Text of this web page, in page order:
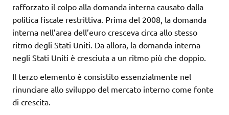
rafforzato il colpo alla domanda interna causato dalla
politica fiscale restrittiva. Prima del 2008, la domanda
interna nell’area dell’euro cresceva circa allo stesso
ritmo degli Stati Uniti. Da allora, la domanda interna
negli Stati Uniti è cresciuta a un ritmo più che doppio.
Il terzo elemento è consistito essenzialmente nel
rinunciare allo sviluppo del mercato interno come fonte
di crescita.